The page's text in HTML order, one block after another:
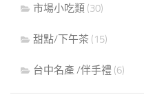
市場小吃類 (30)
甜點/下午茶 (15)
台中名產 /伴手禮 (6)